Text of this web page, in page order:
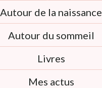
Autour de la naissance
Autour du sommeil
Livres
Mes actus